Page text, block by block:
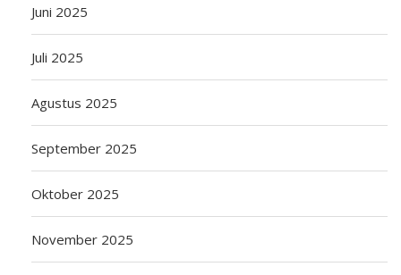
Juni 2025
Juli 2025
Agustus 2025
September 2025
Oktober 2025
November 2025